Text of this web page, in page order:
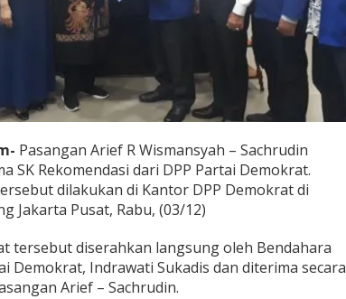
Pasangan Arief R Wismansyah – Sachrudin
SK Rekomendasi dari DPP Partai Demokrat.
dilakukan di Kantor DPP Demokrat di
Jakarta Pusat, Rabu, (03/12)
tersebut diserahkan langsung oleh Bendahara
Demokrat, Indrawati Sukadis dan diterima secara
Arief – Sachrudin.